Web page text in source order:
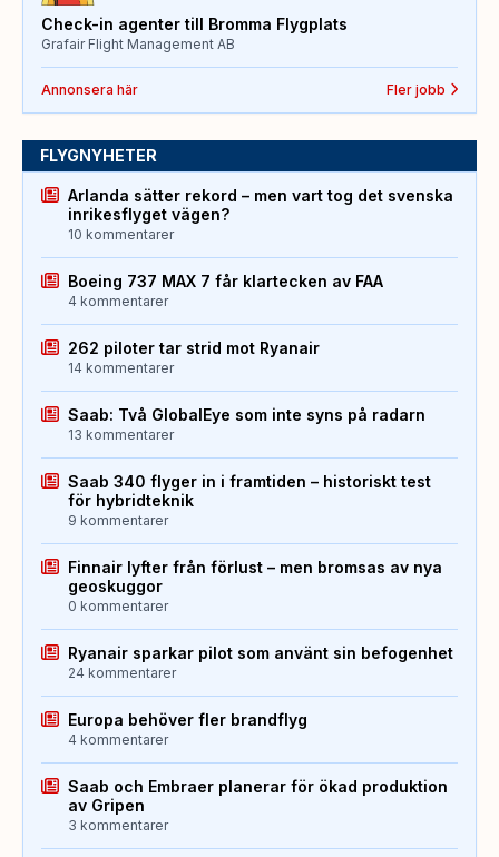
Check-in agenter till Bromma Flygplats
Grafair Flight Management AB
Annonsera här Fler jobb
FLYGNYHETER
Arlanda sätter rekord – men vart tog det svenska
inrikesflyget vägen?
10 kommentarer
Boeing 737 MAX 7 får klartecken av FAA
4 kommentarer
262 piloter tar strid mot Ryanair
14 kommentarer
Saab: Två GlobalEye som inte syns på radarn
13 kommentarer
Saab 340 flyger in i framtiden – historiskt test
för hybridteknik
9 kommentarer
Finnair lyfter från förlust – men bromsas av nya
geoskuggor
0 kommentarer
Ryanair sparkar pilot som använt sin befogenhet
24 kommentarer
Europa behöver fler brandflyg
4 kommentarer
Saab och Embraer planerar för ökad produktion
av Gripen
3 kommentarer